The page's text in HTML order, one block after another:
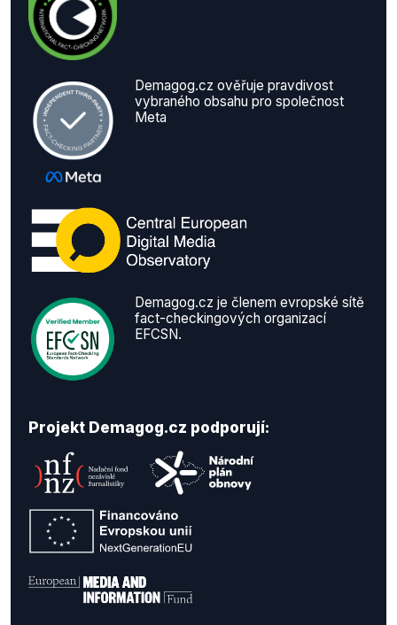
Demagog.cz ověřuje pravdivost
vybraného obsahu pro společnost
Meta
Demagog.cz je členem evropské sítě
fact-checkingových organizací
EFCSN.
Projekt Demagog.cz podporují: